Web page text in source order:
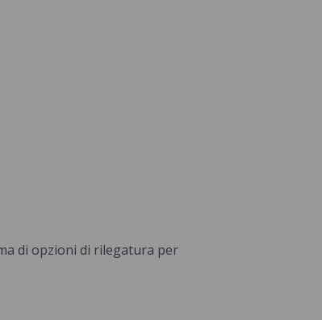
di opzioni di rilegatura per